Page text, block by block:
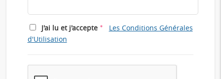
J'ai lu et j'accepte *
Les Conditions Générales
d'Utilisation